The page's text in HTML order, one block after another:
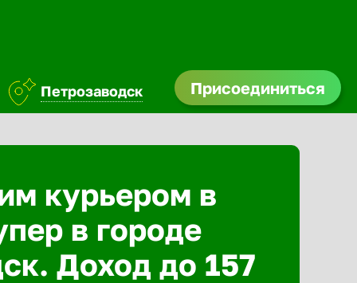
Петрозаводск Присоединиться
курьером в
в городе
Доход до 157